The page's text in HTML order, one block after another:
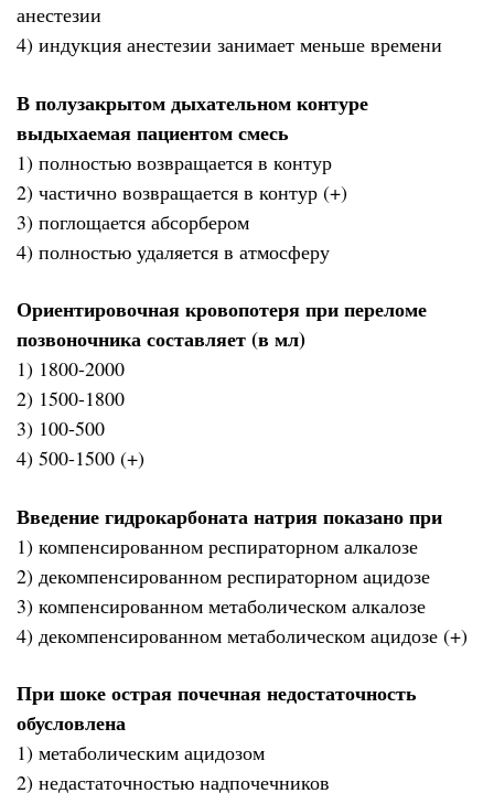
анестезии
4) индукция анестезии занимает меньше времени
В полузакрытом дыхательном контуре
выдыхаемая пациентом смесь
1) полностью возвращается в контур
2) частично возвращается в контур (+)
3) поглощается абсорбером
4) полностью удаляется в атмосферу
Ориентировочная кровопотеря при переломе
позвоночника составляет (в мл)
1) 1800-2000
2) 1500-1800
3) 100-500
4) 500-1500 (+)
Введение гидрокарбоната натрия показано при
1) компенсированном респираторном алкалозе
2) декомпенсированном респираторном ацидозе
3) компенсированном метаболическом алкалозе
4) декомпенсированном метаболическом ацидозе (+)
При шоке острая почечная недостаточность
обусловлена
1) метаболическим ацидозом
2) недастаточностью надпочечников